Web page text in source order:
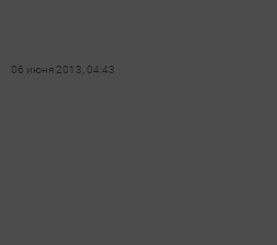
06 июня 2013, 04:43